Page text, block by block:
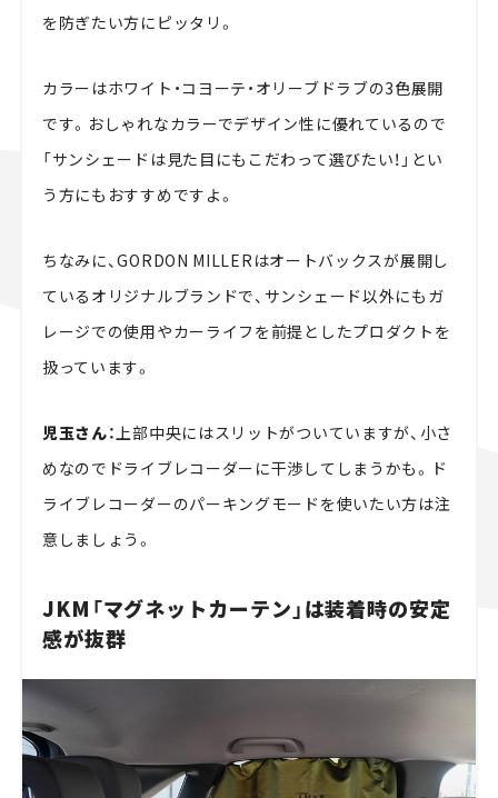
を防ぎたい方にピッタリ。
カラーはホワイト・コヨーテ・オリーブドラブの3色展開
です。おしゃれなカラーでデザイン性に優れているので
「サンシェードは見た目にもこだわって選びたい！」とい
う方にもおすすめですよ。
ちなみに、GORDON MILLERはオートバックスが展開し
ているオリジナルブランドで、サンシェード以外にもガ
レージでの使用やカーライフを前提としたプロダクトを
扱っています。
児玉さん：上部中央にはスリットがついていますが、小さ
めなのでドライブレコーダーに干渉してしまうかも。ド
ライブレコーダーのパーキングモードを使いたい方は注
意しましょう。
JKM「マグネットカーテン」は装着時の安定
感が抜群